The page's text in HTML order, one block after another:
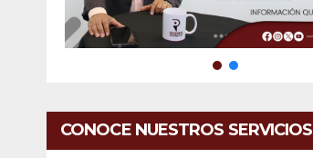
CONOCE NUESTROS SERVICIOS